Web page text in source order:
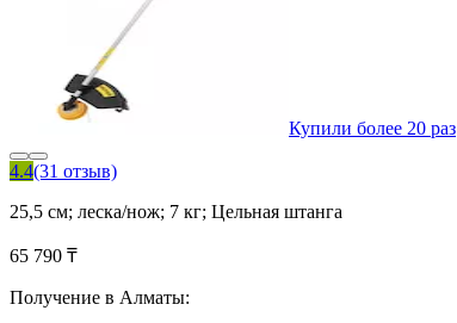
Купили более 20 раз
4.4(31 отзыв)
25,5 см; леска/нож; 7 кг; Цельная штанга
65 790 ₸
Получение в Алматы: